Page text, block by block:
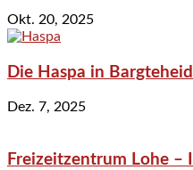
Okt. 20, 2025
Die Haspa in
Dez. 7, 2025
Freizeitzentrum Lohe –